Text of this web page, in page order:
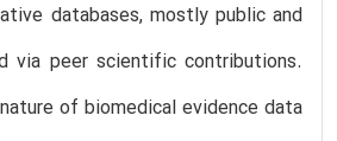
databases, mostly public and
via peer scientific contributions.
of biomedical evidence data